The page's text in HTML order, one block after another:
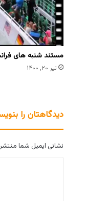
مستند شنبه های
تیر ۲۰, ۱۴۰۰
دیدگاهتان را
نشانی ایمیل شما